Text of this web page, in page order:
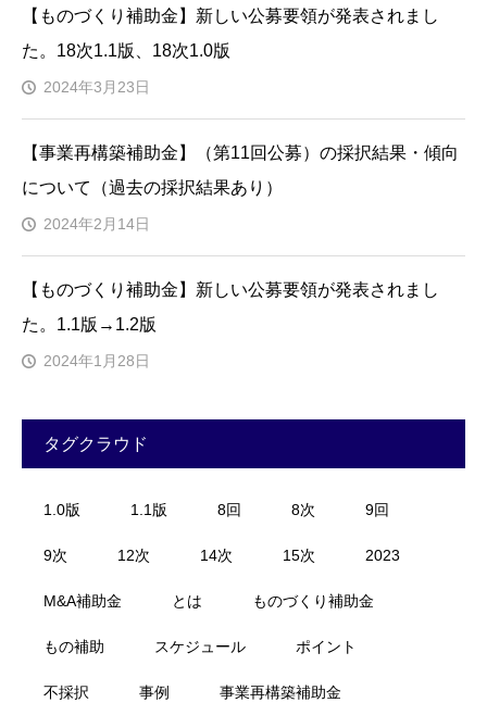
【ものづくり補助金】新しい公募要領が発表されまし
た。18次1.1版、18次1.0版
2024年3月23日
【事業再構築補助金】（第11回公募）の採択結果・傾向
について（過去の採択結果あり）
2024年2月14日
【ものづくり補助金】新しい公募要領が発表されまし
た。1.1版→1.2版
2024年1月28日
タグクラウド
1.0版 1.1版 8回 8次 9回
9次 12次 14次 15次 2023
M&A補助金 とは ものづくり補助金
もの補助 スケジュール ポイント
不採択 事例 事業再構築補助金